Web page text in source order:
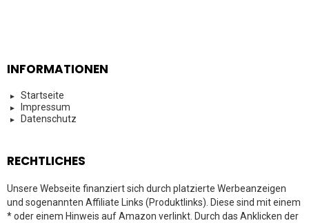
INFORMATIONEN
Startseite
Impressum
Datenschutz
RECHTLICHES
Unsere Webseite finanziert sich durch platzierte Werbeanzeigen
und sogenannten Affiliate Links (Produktlinks). Diese sind mit einem
* oder einem Hinweis auf Amazon verlinkt. Durch das Anklicken der